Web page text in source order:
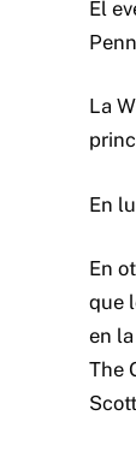
El
La
En
En
que
en
The